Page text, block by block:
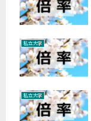
私立大学
私立大学